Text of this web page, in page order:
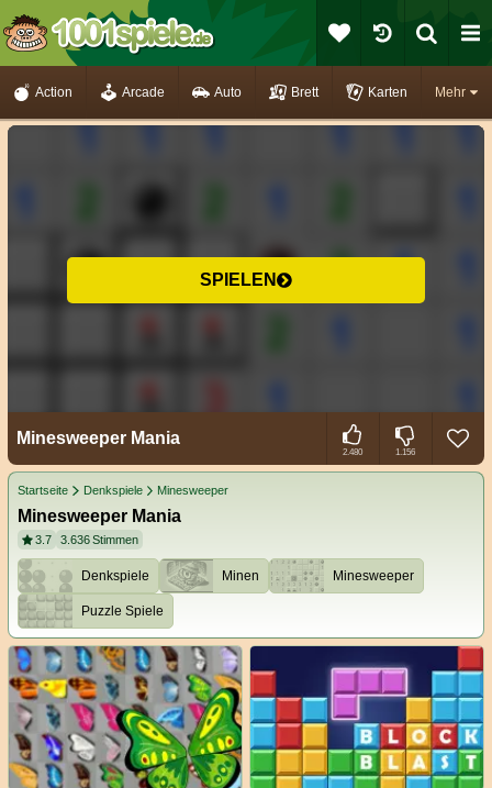
Mehr
Action Arcade Auto Brett Karten
SPIELEN
Minesweeper Mania
2.480 1.156
Startseite Denkspiele Minesweeper
Minesweeper Mania
3.7 3.636Stimmen
Denkspiele Minen Minesweeper
Puzzle Spiele